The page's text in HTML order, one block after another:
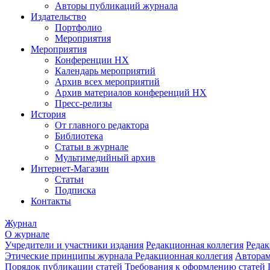
Авторы публикаций журнала
Издательство
Портфолио
Мероприятия
Мероприятия
Конференции НХ
Календарь мероприятий
Архив всех мероприятий
Архив материалов конференций НХ
Пресс-релизы
История
От главного редактора
Библиотека
Статьи в журнале
Мультимедийный архив
Интернет-Магазин
Статьи
Подписка
Контакты
Журнал
О журнале
Учредители и участники издания Редакционная коллегия
Этические принципы журнала Редакционная коллегия
Порядок публикации статей Требования к оформлению статей